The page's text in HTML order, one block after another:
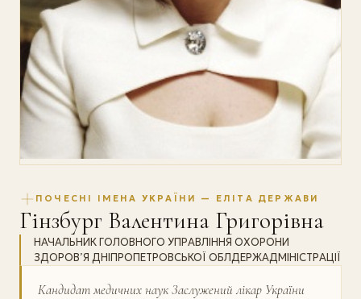
ПОЧЕСНІ ІМЕНА УКРАЇНИ — ЕЛІТА ДЕРЖАВИ
Гінзбург Валентина Григорівна
НАЧАЛЬНИК ГОЛОВНОГО УПРАВЛІННЯ ОХОРОНИ
ЗДОРОВ’Я ДНІПРОПЕТРОВСЬКОЇ ОБЛДЕРЖАДМІНІСТРАЦІЇ
Кандидат медичних наук Заслужений лікар України